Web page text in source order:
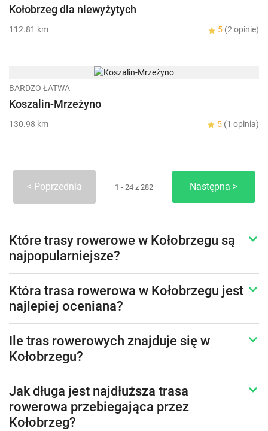
Kołobrzeg dla niewyżytych
112.81 km 5 (2 opinie)
BARDZO ŁATWA
Koszalin-Mrzeżyno
130.98 km 5 (1 opinia)
Poprzednia 1 - 24 z 282 Następna
Które trasy rowerowe w Kołobrzegu są
najpopularniejsze?
Która trasa rowerowa w Kołobrzegu jest
najlepiej oceniana?
Ile tras rowerowych znajduje się w
Kołobrzegu?
Jak długa jest najdłuższa trasa
rowerowa przebiegająca przez
Kołobrzeg?